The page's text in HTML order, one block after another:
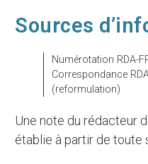
Sources
Numérotation RDA-
Correspondance RDA : 8.13.1.2 – modification
(reformulation)
Une note du rédacteur des métadonnées peut être
établie à partir de toute